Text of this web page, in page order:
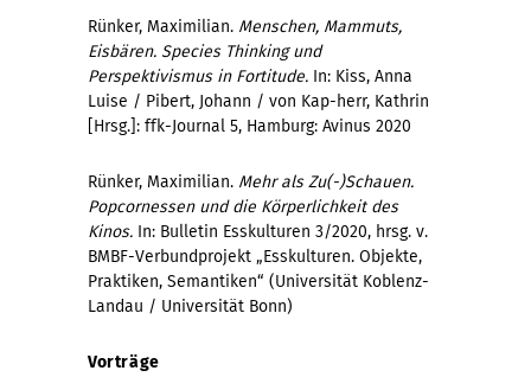
Rünker, Maximilian. Menschen, Mammuts,
Eisbären. Species Thinking und
Perspektivismus in Fortitude. In: Kiss, Anna
Luise / Pibert, Johann / von Kap-herr, Kathrin
[Hrsg.]: ffk-Journal 5, Hamburg: Avinus 2020
Rünker, Maximilian. Mehr als Zu(-)Schauen.
Popcornessen und die Körperlichkeit des
Kinos. In: Bulletin Esskulturen 3/2020, hrsg. v.
BMBF-Verbundprojekt „Esskulturen. Objekte,
Praktiken, Semantiken“ (Universität Koblenz-
Landau / Universität Bonn)
Vorträge